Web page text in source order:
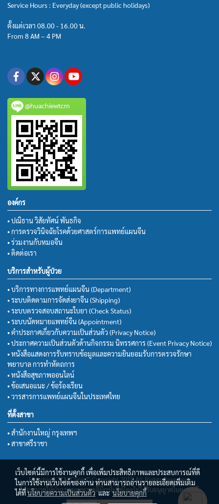
Service Hours : Everyday (except public holidays)
ตั้งแต่เวลา 08.00 - 16.00 น.
From 8 AM – 4 PM
@huachiewtcm
องค์กร
• ปณิธาน วิสัยทัศน์ พันธกิจ
• การตรวจวินิจฉัยโรคด้วยศาสตร์การแพทย์แผนจีน
• ร่วมงานกับหมอจีน
• ติดต่อเรา
บริการสำหรับผู้ป่วย
• บริการทางการแพทย์แผนจีน (Department)
• ระบบติดตามการจัดส่งยาจีน (Shipping)
• ระบบตรวจสอบสถานะใบยา (Check Status)
• ระบบนัดหมายแพทย์จีน (Appointment)
• คำประกาศเกี่ยวกับความเป็นส่วนตัว (Privacy Notice)
• ประกาศความเป็นส่วนตัวด้านกิจกรรม นิทรรศการ (Event Privacy Notice)
• หนังสือแสดงการรับทราบข้อมูลและความยินยอมรับการตรวจรักษา
พยาบาล การทำหัตถการ
• หนังสือสุขภาพออนไลน์
• ข้อเสนอแนะ / ข้อร้องเรียน
• วารสารการแพทย์แผนจีนในประเทศไทย
ที่ตั้งสาขา
• สำนักงานใหญ่ กรุงเทพฯ
• สาขาศรีราชา
Huachiew TCM Clinic© Copyright 2018 All Rights Reserved.
ไม่อนุญาตให้นำภาพของทางคลินิกฯไปใช้โดยไม่ได้รับอนุญาตในทุกกรณี
เว็บไซต์นี้มีการใช้งานคุกกี้ เพื่อเพิ่มประสิทธิภาพและประสบการณ์ที่ดี
ในการใช้งานเว็บไซต์ของท่าน ท่านสามารถอ่านรายละเอียดเพิ่มเติม
ได้ที่นโยบายความเป็นส่วนตัวและนโยบายคุกกี้